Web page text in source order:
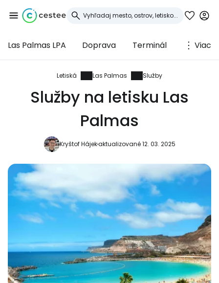
Las Palmas LPA Doprava Terminál Viac
Letiská Las Palmas Služby
Služby na letisku Las
Palmas
Kryštof Hájekaktualizované 12. 03. 2025
Prihláste sa do
služby Cestee
... celosvetovej komunity cestovateľov
Pokračovať na Facebooku
Pokračovať s e-mailom